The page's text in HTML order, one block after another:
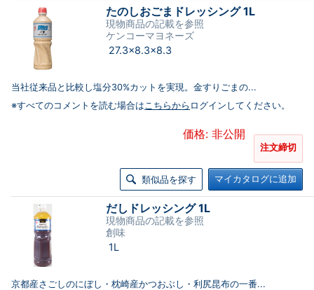
たのしおごまドレッシング 1L
現物商品の記載を参照
ケンコーマヨネーズ
27.3×8.3×8.3
当社従来品と比較し塩分30%カットを実現。金すりごまの...
※すべてのコメントを読む場合はこちらから ログインしてください。
価格: 非公開
注文締切
類似品を探す マイカタログに追加
だしドレッシング 1L
現物商品の記載を参照
創味
1L
京都産さごしのにぼし・枕崎産かつおぶし・利尻昆布の一番...